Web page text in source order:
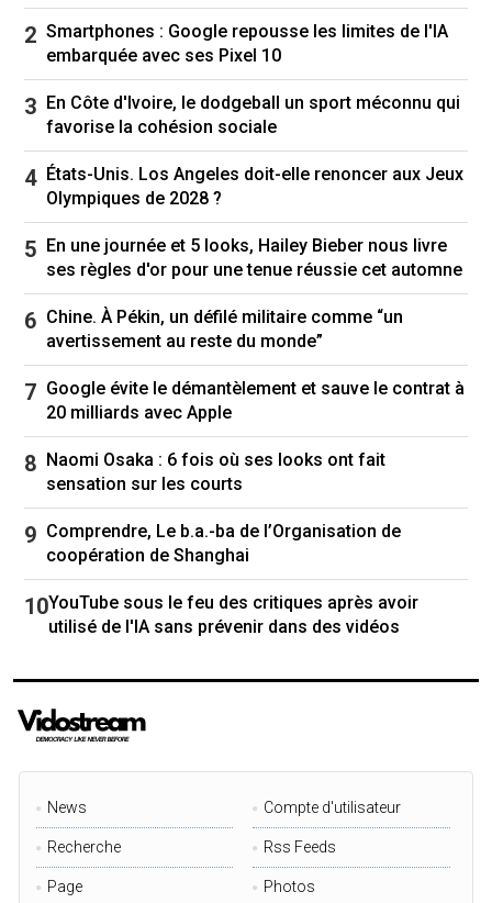
Smartphones : Google repousse les limites de l'IA
embarquée avec ses Pixel 10
En Côte d'Ivoire, le dodgeball un sport méconnu qui
favorise la cohésion sociale
États-Unis. Los Angeles doit-elle renoncer aux Jeux
Olympiques de 2028 ?
En une journée et 5 looks, Hailey Bieber nous livre
ses règles d'or pour une tenue réussie cet automne
Chine. À Pékin, un défilé militaire comme “un
avertissement au reste du monde”
Google évite le démantèlement et sauve le contrat à
20 milliards avec Apple
Naomi Osaka : 6 fois où ses looks ont fait
sensation sur les courts
Comprendre, Le b.a.-ba de l’Organisation de
coopération de Shanghai
YouTube sous le feu des critiques après avoir
utilisé de l'IA sans prévenir dans des vidéos
News Compte d'utilisateur
Recherche Rss Feeds
Page Photos